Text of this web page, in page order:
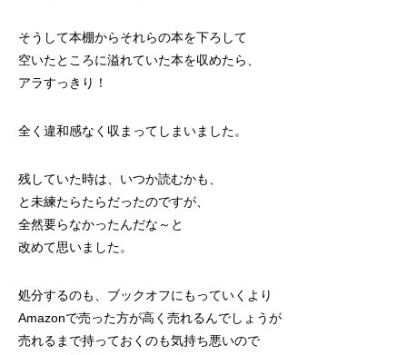
そうして本棚からそれらの本を下ろして
空いたところに溢れていた本を収めたら、
アラすっきり！
全く違和感なく収まってしまいました。
残していた時は、いつか読むかも、
と未練たらたらだったのですが、
全然要らなかったんだな～と
改めて思いました。
処分するのも、ブックオフにもっていくより
Amazonで売った方が高く売れるんでしょうが
売れるまで持っておくのも気持ち悪いので